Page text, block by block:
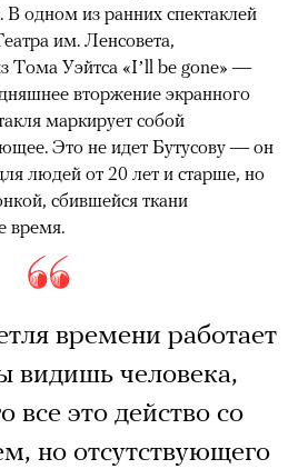
В одном из ранних спектаклей
им. Ленсовета,
Тома Уэйтса «I’ll be gone» —
вторжение экранного
маркирует собой
Это не идет Бутусову — он
людей от 20 лет и старше, но
сбившейся ткани
время.
времени работает
человека,
все это действо со
но отсутствующего